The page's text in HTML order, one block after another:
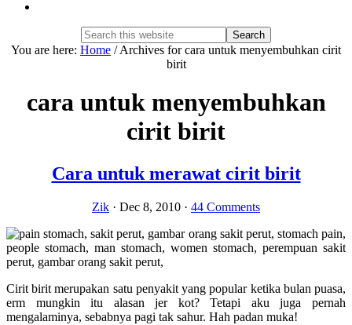
Search
this
Hide
Search
You are here: Home /Archives for cara untuk menyembuhkan cirit
birit
cara untuk menyembuhkan
cirit birit
Cara untuk merawat cirit birit
Zik · Dec 8, 2010 · 44 Comments
Cirit birit merupakan satu penyakit yang popular ketika bulan puasa,
erm mungkin itu alasan jer kot? Tetapi aku juga pernah
mengalaminya, sebabnya pagi tak sahur. Hah padan muka!